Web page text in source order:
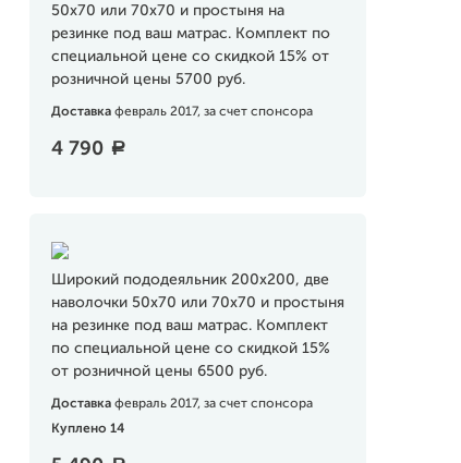
50х70 или 70х70 и простыня на
резинке под ваш матрас. Комплект по
специальной цене со скидкой 15% от
розничной цены 5700 руб.
Доставка февраль 2017, за счет спонсора
4 790 a
Широкий пододеяльник 200х200, две
наволочки 50х70 или 70х70 и простыня
на резинке под ваш матрас. Комплект
по специальной цене со скидкой 15%
от розничной цены 6500 руб.
Доставка февраль 2017, за счет спонсора
Куплено 14